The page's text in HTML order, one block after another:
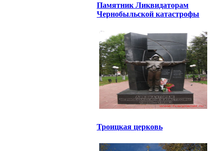
Памятник Ликвидаторам
Чернобыльской катастрофы
Троицкая церковь